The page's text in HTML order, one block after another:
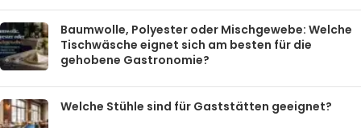
Baumwolle, Polyester oder Mischgewebe: Welche
Tischwäsche eignet sich am besten für die
gehobene Gastronomie?
Welche Stühle sind für Gaststätten geeignet?